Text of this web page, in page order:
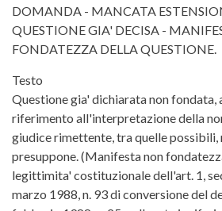
DOMANDA - MANCATA
QUESTIONE GIA' DECISA -
FONDATEZZA DELLA QUESTIONE.
Testo
Questione gia' dichiarata non fondata,
riferimento all'interpretazione della
giudice rimettente, tra quelle possibili,
presuppone. (Manifesta non
legittimita' costituzionale dell'art. 1,
marzo 1988, n. 93 di conversione del